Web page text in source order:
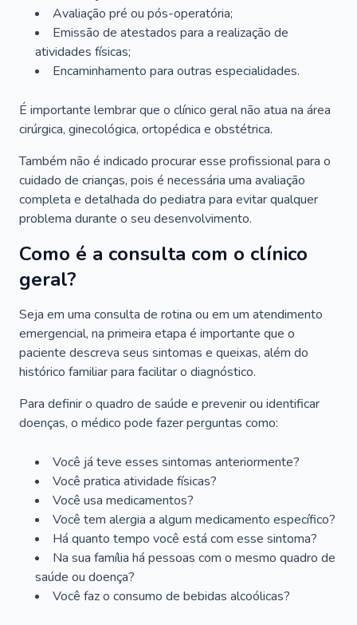
Avaliação pré ou pós-operatória;
Emissão de atestados para a realização de
atividades físicas;
Encaminhamento para outras especialidades.
É importante lembrar que o clínico geral não atua na área
cirúrgica, ginecológica, ortopédica e obstétrica.
Também não é indicado procurar esse profissional para o
cuidado de crianças, pois é necessária uma avaliação
completa e detalhada do pediatra para evitar qualquer
problema durante o seu desenvolvimento.
Como é a consulta com o clínico
geral?
Seja em uma consulta de rotina ou em um atendimento
emergencial, na primeira etapa é importante que o
paciente descreva seus sintomas e queixas, além do
histórico familiar para facilitar o diagnóstico.
Para definir o quadro de saúde e prevenir ou identificar
doenças, o médico pode fazer perguntas como:
Você já teve esses sintomas anteriormente?
Você pratica atividade físicas?
Você usa medicamentos?
Você tem alergia a algum medicamento específico?
Há quanto tempo você está com esse sintoma?
Na sua família há pessoas com o mesmo quadro de
saúde ou doença?
Você faz o consumo de bebidas alcoólicas?